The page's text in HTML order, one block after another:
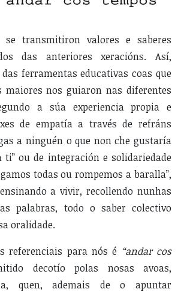
se transmitiron valores e saberes
das anteriores xeracións. Así,
ferramentas educativas coas que
maiores nos guiaron nas diferentes
a súa experiencia propia e
de empatía a través de refráns
a ninguén o que non che gustaría
ti” ou de integración e solidariedade
todas ou rompemos a baralla”,
a vivir, recollendo nunhas
palabras, todo o saber colectivo
oralidade.
referenciais para nós é “andar cos
decotío polas nosas avoas,
quen, ademais de o apuntar